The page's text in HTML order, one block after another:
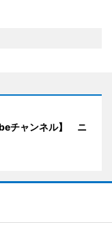
チャンネル】 ニ